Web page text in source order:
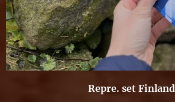
Repre. set Finland